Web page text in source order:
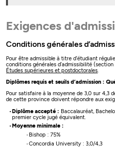
Exigences
Conditions générales
Pour être admissible à titre d’étudiant
conditions générales d’admissibilité (section
Études supérieures et postdoctorales.
Diplômes requis et seuils d’admission :
Pour satisfaire à la moyenne de 3,0 sur 4,3
de cette province doivent répondre aux
Diplôme accepté : Baccalauréat,
premier cycle jugé équivalent.
Moyenne minimale :
Bishop : 75%
Concordia University : 3,0/4,3